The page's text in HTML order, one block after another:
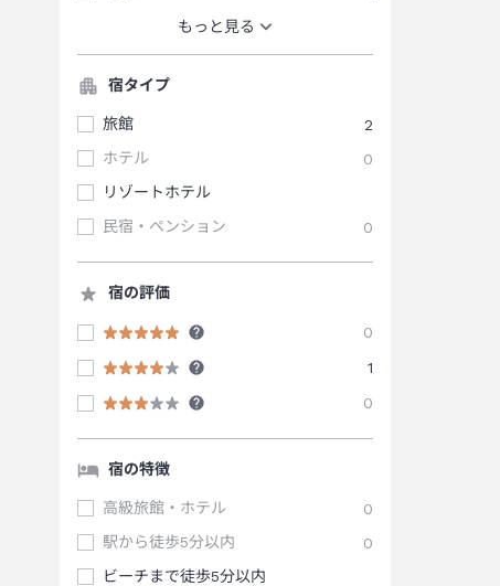
もっと見る
宿タイプ
旅館
2
ホテル
0
リゾートホテル
民宿・ペンション
0
宿の評価
0
1
0
宿の特徴
高級旅館・ホテル
0
駅から徒歩5分以内
0
ビーチまで徒歩5分以内